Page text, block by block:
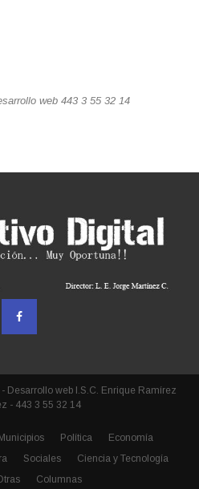
web 443 3 55 32 14
Desarrollo web I.S.C. Enrique Ramírez
- 443 3 55 32 14
Municipios Política
Economía
Sociales
Ciencia y Tecnología
Columnas